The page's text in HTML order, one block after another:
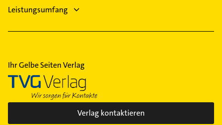
Leistungsumfang
Ihr Gelbe Seiten Verlag
Verlag kontaktieren